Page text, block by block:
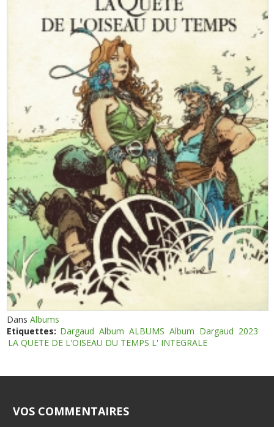
DansAlbums
Etiquettes: Dargaud Album ALBUMS Album Dargaud 2023
LA QUETE DE L'OISEAU DU TEMPS L' INTEGRALE
VOS COMMENTAIRES